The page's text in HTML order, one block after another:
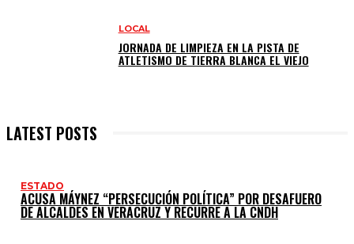
LOCAL
JORNADA DE LIMPIEZA EN LA PISTA DE
ATLETISMO DE TIERRA BLANCA EL VIEJO
LATEST POSTS
ESTADO
ACUSA MÁYNEZ “PERSECUCIÓN POLÍTICA” POR DESAFUERO
DE ALCALDES EN VERACRUZ Y RECURRE A LA CNDH